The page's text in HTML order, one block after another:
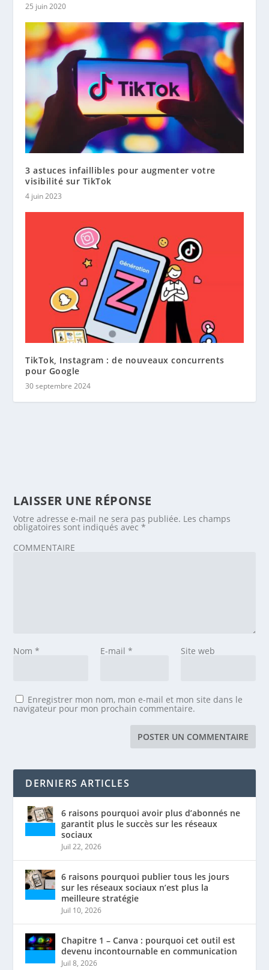
25 juin 2020
3 astuces infaillibles pour augmenter votre
visibilité sur TikTok
4 juin 2023
TikTok, Instagram : de nouveaux concurrents
pour Google
30 septembre 2024
LAISSER UNE RÉPONSE
Votre adresse e-mail ne sera pas publiée. Les champs
obligatoires sont indiqués avec*
COMMENTAIRE
Nom* E-mail * Site web
Enregistrer mon nom, mon e-mail et mon site dans le
navigateur pour mon prochain commentaire.
DERNIERS ARTICLES
6 raisons pourquoi avoir plus d’abonnés ne
garantit plus le succès sur les réseaux
sociaux
Juil 22, 2026
6 raisons pourquoi publier tous les jours
sur les réseaux sociaux n’est plus la
meilleure stratégie
Juil 10, 2026
Chapitre 1 – Canva : pourquoi cet outil est
devenu incontournable en communication
Juil 8, 2026